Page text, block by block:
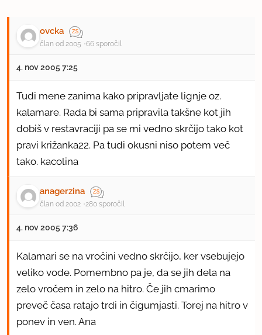
ovcka
član od 2005 66 sporočil
4. nov 2005 7:25
Tudi mene zanima kako pripravljate lignje oz.
kalamare. Rada bi sama pripravila takšne kot jih
dobiš v restavraciji pa se mi vedno skrčijo tako kot
pravi križanka22. Pa tudi okusni niso potem več
tako. kacolina
anagerzina
član od 2002 280 sporočil
4. nov 2005 7:36
Kalamari se na vročini vedno skrčijo, ker vsebujejo
veliko vode. Pomembno pa je, da se jih dela na
zelo vročem in zelo na hitro. Če jih cmarimo
preveč časa ratajo trdi in čigumjasti. Torej na hitro v
ponev in ven. Ana